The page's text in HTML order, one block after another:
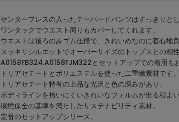
センタープレスの入ったテーパードパンツはすっきりと
ワンタックでウエスト周りもカバーしてくれます。
ウエストは後ろのみゴム仕様で、きれいめなのに着心地
スッキリシルエットでオーバーサイズのトップスとの相性
A0158FB324.A0158FJM322とセットアップでの着用もお
トリアセテートとポリエステルを使った二重織素材です。
トリアセテート特有の上品な光沢と色の深みがあり、
ボディラインを拾いにくいきれいなフォルムが出る程よ
環境保全の基準を満たしたサステナビリティ素材。
定番のセットアップシリーズ。